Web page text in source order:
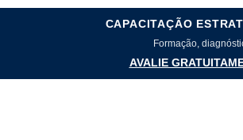
CAPACITAÇÃO
Formação,
AVALIE